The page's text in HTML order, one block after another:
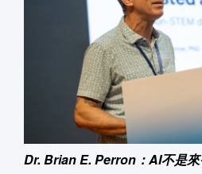
Dr. Brian E. Perron：AI不是